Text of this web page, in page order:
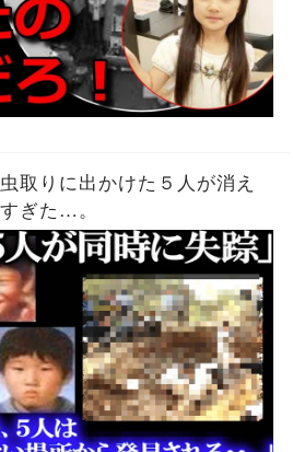
取りに出かけた５人が消え
ぎた…。